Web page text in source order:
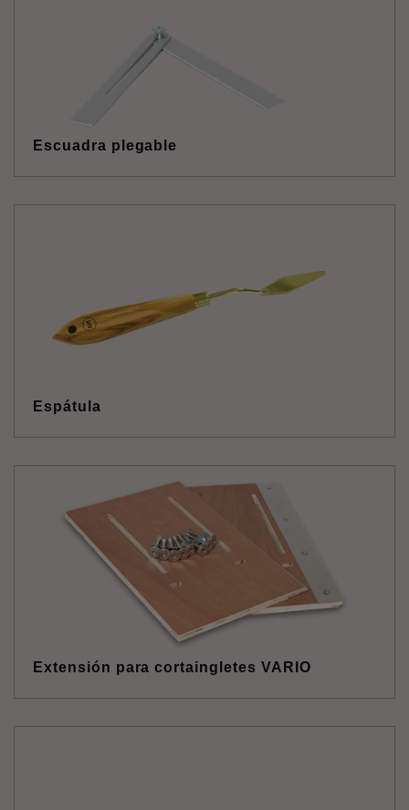
Escuadra plegable
Espátula
Extensión para cortaingletes VARIO